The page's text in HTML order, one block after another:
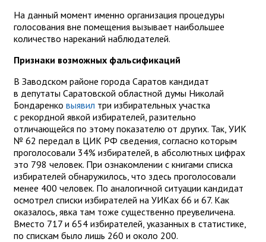
На данный момент именно организация процедуры
голосования вне помещения вызывает наибольшее
количество нареканий наблюдателей.
Признаки возможных фальсификаций
В Заводском районе города Саратов кандидат
в депутаты Саратовской областной думы Николай
Бондаренко выявил три избирательных участка
с рекордной явкой избирателей, разительно
отличающейся по этому показателю от других. Так, УИК
№ 62 передал в ЦИК РФ сведения, согласно которым
проголосовали 34% избирателей, в абсолютных цифрах
это 798 человек. При ознакомлении с книгами списка
избирателей обнаружилось, что здесь проголосовали
менее 400 человек. По аналогичной ситуации кандидат
осмотрел списки избирателей на УИКах 66 и 67. Как
оказалось, явка там тоже существенно преувеличена.
Вместо 717 и 654 избирателей, указанных в статистике,
по спискам было лишь 260 и около 200.